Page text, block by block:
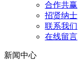
合作共赢
招贤纳士
联系我们
在线留言
新闻中心